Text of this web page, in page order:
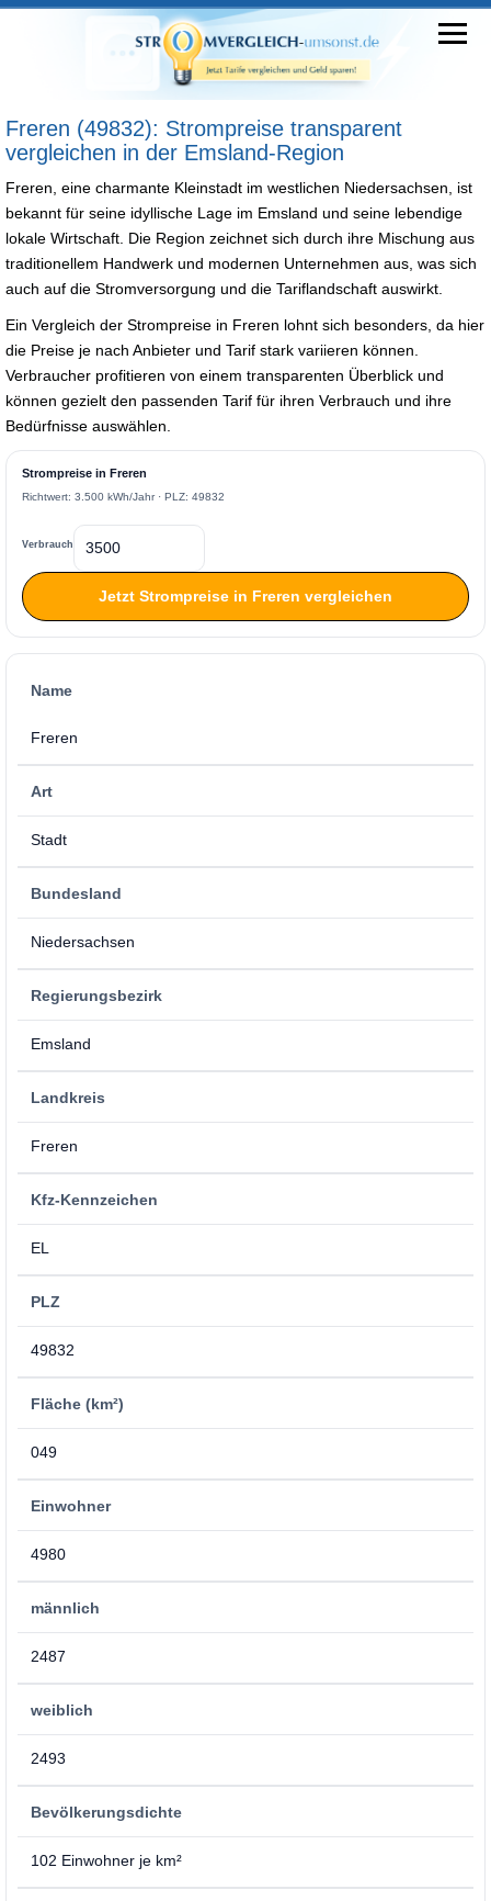
Freren (49832): Strompreise transparent
vergleichen in der Emsland-Region
Freren, eine charmante Kleinstadt im westlichen Niedersachsen, ist
bekannt für seine idyllische Lage im Emsland und seine lebendige
lokale Wirtschaft. Die Region zeichnet sich durch ihre Mischung aus
traditionellem Handwerk und modernen Unternehmen aus, was sich
auch auf die Stromversorgung und die Tariflandschaft auswirkt.
Ein Vergleich der Strompreise in Freren lohnt sich besonders, da hier
die Preise je nach Anbieter und Tarif stark variieren können.
Verbraucher profitieren von einem transparenten Überblick und
können gezielt den passenden Tarif für ihren Verbrauch und ihre
Bedürfnisse auswählen.
Strompreise in Freren
Richtwert: 3.500 kWh/Jahr · PLZ: 49832
Verbrauch
Jetzt Strompreise in Freren vergleichen
Name
Freren
Art
Stadt
Bundesland
Niedersachsen
Regierungsbezirk
Emsland
Landkreis
Freren
Kfz-Kennzeichen
EL
PLZ
49832
Fläche (km²)
049
Einwohner
4980
männlich
2487
weiblich
2493
Bevölkerungsdichte
102 Einwohner je km²